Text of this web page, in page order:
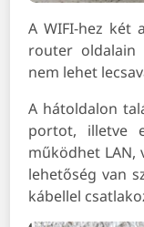
A WIFI-hez két
router oldalain
nem lehet
A hátoldalon
portot, illetve
működhet LAN,
lehetőség van
kábellel